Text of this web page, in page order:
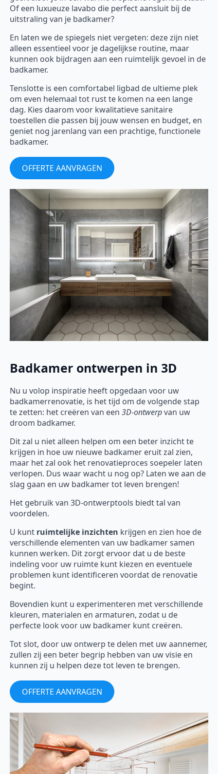
Of een luxueuze lavabo die perfect aansluit bij de
uitstraling van je badkamer?
En laten we de spiegels niet vergeten: deze zijn niet
alleen essentieel voor je dagelijkse routine, maar
kunnen ook bijdragen aan een ruimtelijk gevoel in de
badkamer.
Tenslotte is een comfortabel ligbad de ultieme plek
om even helemaal tot rust te komen na een lange
dag. Kies daarom voor kwalitatieve sanitaire
toestellen die passen bij jouw wensen en budget, en
geniet nog jarenlang van een prachtige, functionele
badkamer.
OFFERTE AANVRAGEN
Badkamer ontwerpen in 3D
Nu u volop inspiratie heeft opgedaan voor uw
badkamerrenovatie, is het tijd om de volgende stap
te zetten: het creëren van een 3D-ontwerpvan uw
droom badkamer.
Dit zal u niet alleen helpen om een beter inzicht te
krijgen in hoe uw nieuwe badkamer eruit zal zien,
maar het zal ook het renovatieproces soepeler laten
verlopen. Dus waar wacht u nog op? Laten we aan de
slag gaan en uw badkamer tot leven brengen!
Het gebruik van 3D-ontwerptools biedt tal van
voordelen.
U kunt ruimtelijke inzichten krijgen en zien hoe de
verschillende elementen van uw badkamer samen
kunnen werken. Dit zorgt ervoor dat u de beste
indeling voor uw ruimte kunt kiezen en eventuele
problemen kunt identificeren voordat de renovatie
begint.
Bovendien kunt u experimenteren met verschillende
kleuren, materialen en armaturen, zodat u de
perfecte look voor uw badkamer kunt creëren.
Tot slot, door uw ontwerp te delen met uw aannemer,
zullen zij een beter begrip hebben van uw visie en
kunnen zij u helpen deze tot leven te brengen.
OFFERTE AANVRAGEN